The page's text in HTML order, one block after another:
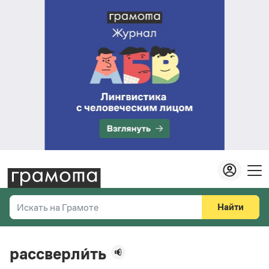
Искать на Грамоте
Справочная служба
Найти
рассверли́ть